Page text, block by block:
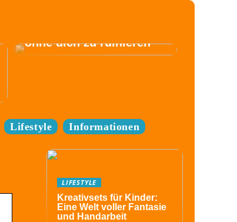
ohne dich zu ruinieren
Lifestyle Informationen
LIFESTYLE
Kreativsets für Kinder:
Eine Welt voller Fantasie
und Handarbeit